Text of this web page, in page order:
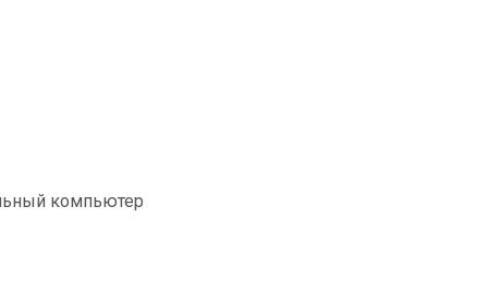
компьютер